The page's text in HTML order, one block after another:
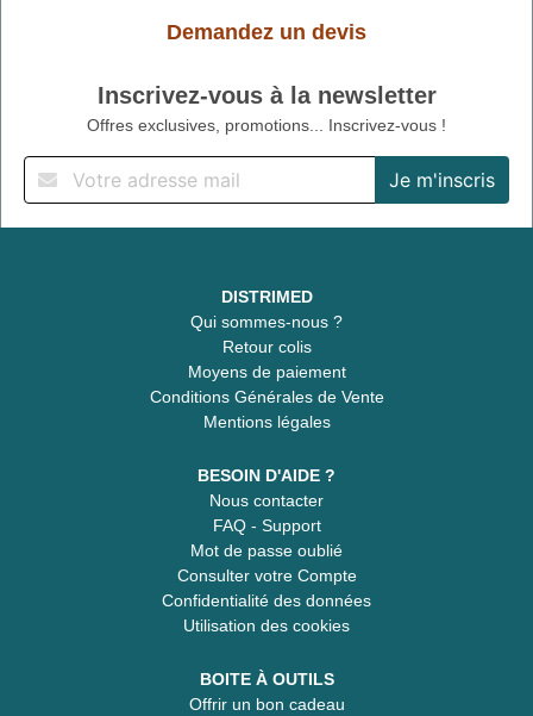
Demandez un devis
Inscrivez-vous à la newsletter
Offres exclusives, promotions... Inscrivez-vous !
DISTRIMED
Qui sommes-nous ?
Retour colis
Moyens de paiement
Conditions Générales de Vente
Mentions légales
BESOIN D'AIDE ?
Nous contacter
FAQ - Support
Mot de passe oublié
Consulter votre Compte
Confidentialité des données
Utilisation des cookies
BOITE À OUTILS
Offrir un bon cadeau